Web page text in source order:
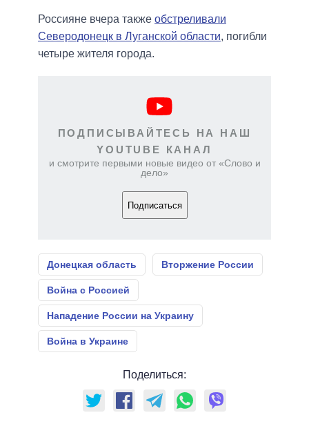
Россияне вчера также обстреливали
Северодонецк в Луганской области, погибли
четыре жителя города.
ПОДПИСЫВАЙТЕСЬ НА НАШ
YOUTUBE КАНАЛ
и смотрите первыми новые видео от «Слово и
дело»
Подписаться
Донецкая область Вторжение России
Война с Россией
Нападение России на Украину
Война в Украине
Поделиться: